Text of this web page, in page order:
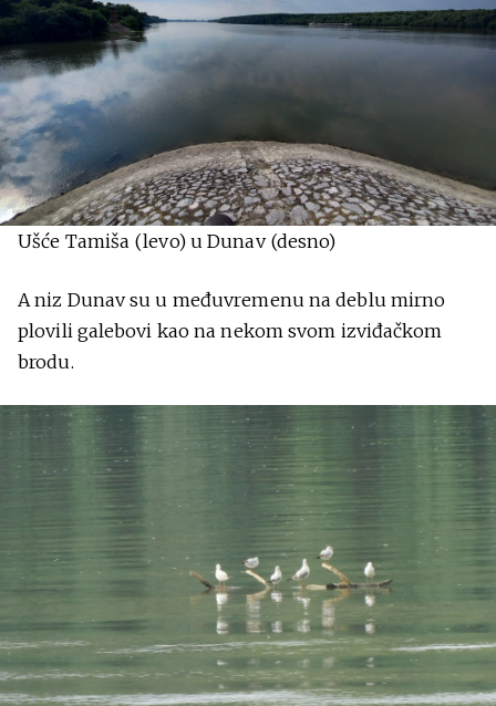
Ušće Tamiša (levo) u Dunav (desno)
A niz Dunav su u međuvremenu na deblu mirno
plovili galebovi kao na nekom svom izviđačkom
brodu.